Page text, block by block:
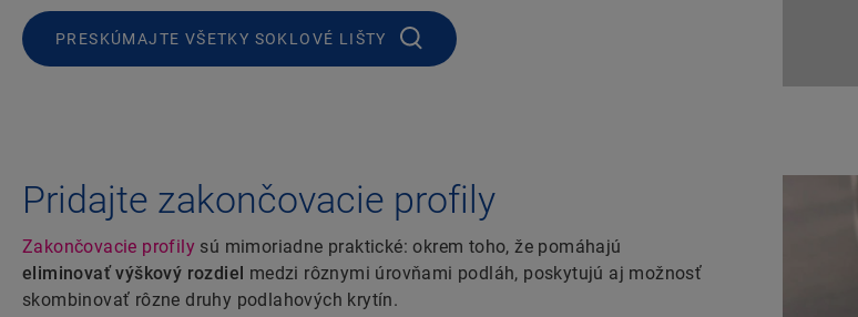
PRESKÚMAJTE VŠETKY SOKLOVÉ LIŠTY
Pridajte zakončovacie profily
Zakončovacie profily sú mimoriadne praktické: okrem toho, že pomáhajú
eliminovať výškový rozdiel medzi rôznymi úrovňami podláh, poskytujú aj možnosť
skombinovať rôzne druhy podlahových krytín.